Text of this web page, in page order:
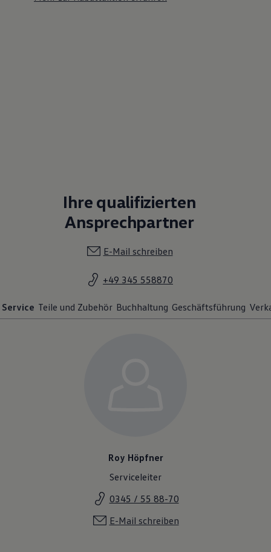
Ihre qualifizierten
Ansprechpartner
E-Mail schreiben
+49 345 558870
Service Teile und Zubehör Buchhaltung Geschäftsführung
Roy Höpfner
Serviceleiter
0345 / 55 88-70
E-Mail schreiben